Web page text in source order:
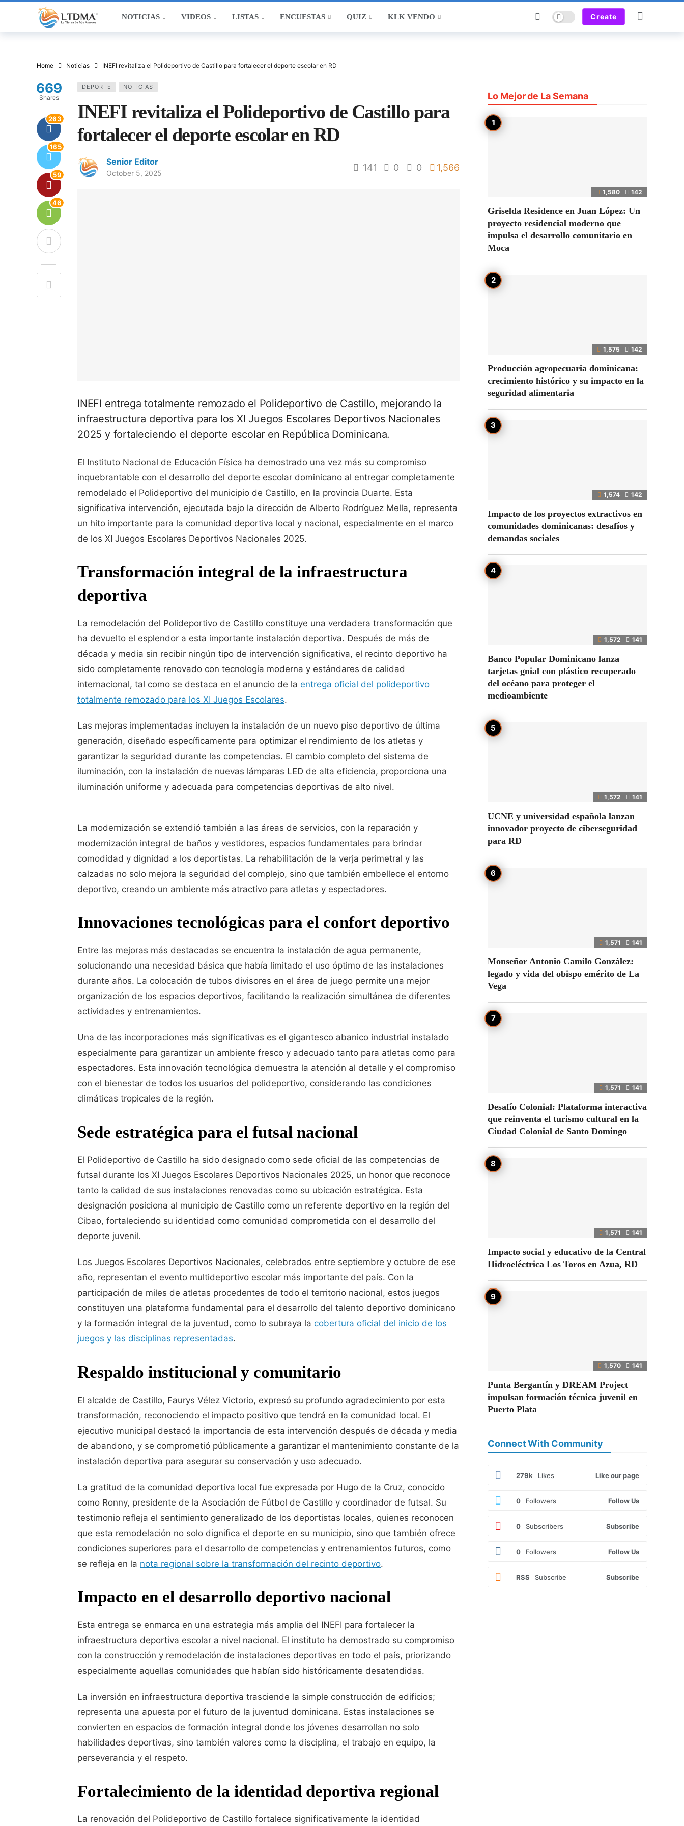
NOTICIAS VIDEOS LISTAS ENCUESTAS QUIZ KLK VENDO Dark mode Create
Home Noticias INEFI revitaliza el Polideportivo de Castillo para fortalecer el deporte escolar en RD
DEPORTE NOTICIAS
INEFI revitaliza el Polideportivo de Castillo para
fortalecer el deporte escolar en RD
Senior Editor
October 5, 2025
141 0 0 1,566
669
Shares
263
165
59
46
INEFI entrega totalmente remozado el Polideportivo de Castillo, mejorando la
infraestructura deportiva para los XI Juegos Escolares Deportivos Nacionales
2025 y fortaleciendo el deporte escolar en República Dominicana.
El Instituto Nacional de Educación Física ha demostrado una vez más su compromiso
inquebrantable con el desarrollo del deporte escolar dominicano al entregar completamente
remodelado el Polideportivo del municipio de Castillo, en la provincia Duarte. Esta
significativa intervención, ejecutada bajo la dirección de Alberto Rodríguez Mella, representa
un hito importante para la comunidad deportiva local y nacional, especialmente en el marco
de los XI Juegos Escolares Deportivos Nacionales 2025.
Transformación integral de la infraestructura
deportiva
La remodelación del Polideportivo de Castillo constituye una verdadera transformación que
ha devuelto el esplendor a esta importante instalación deportiva. Después de más de
década y media sin recibir ningún tipo de intervención significativa, el recinto deportivo ha
sido completamente renovado con tecnología moderna y estándares de calidad
internacional, tal como se destaca en el anuncio de la entrega oficial del polideportivo
totalmente remozado para los XI Juegos Escolares.
Las mejoras implementadas incluyen la instalación de un nuevo piso deportivo de última
generación, diseñado específicamente para optimizar el rendimiento de los atletas y
garantizar la seguridad durante las competencias. El cambio completo del sistema de
iluminación, con la instalación de nuevas lámparas LED de alta eficiencia, proporciona una
iluminación uniforme y adecuada para competencias deportivas de alto nivel.
La modernización se extendió también a las áreas de servicios, con la reparación y
modernización integral de baños y vestidores, espacios fundamentales para brindar
comodidad y dignidad a los deportistas. La rehabilitación de la verja perimetral y las
calzadas no solo mejora la seguridad del complejo, sino que también embellece el entorno
deportivo, creando un ambiente más atractivo para atletas y espectadores.
Innovaciones tecnológicas para el confort deportivo
Entre las mejoras más destacadas se encuentra la instalación de agua permanente,
solucionando una necesidad básica que había limitado el uso óptimo de las instalaciones
durante años. La colocación de tubos divisores en el área de juego permite una mejor
organización de los espacios deportivos, facilitando la realización simultánea de diferentes
actividades y entrenamientos.
Una de las incorporaciones más significativas es el gigantesco abanico industrial instalado
especialmente para garantizar un ambiente fresco y adecuado tanto para atletas como para
espectadores. Esta innovación tecnológica demuestra la atención al detalle y el compromiso
con el bienestar de todos los usuarios del polideportivo, considerando las condiciones
climáticas tropicales de la región.
Sede estratégica para el futsal nacional
El Polideportivo de Castillo ha sido designado como sede oficial de las competencias de
futsal durante los XI Juegos Escolares Deportivos Nacionales 2025, un honor que reconoce
tanto la calidad de sus instalaciones renovadas como su ubicación estratégica. Esta
designación posiciona al municipio de Castillo como un referente deportivo en la región del
Cibao, fortaleciendo su identidad como comunidad comprometida con el desarrollo del
deporte juvenil.
Los Juegos Escolares Deportivos Nacionales, celebrados entre septiembre y octubre de ese
año, representan el evento multideportivo escolar más importante del país. Con la
participación de miles de atletas procedentes de todo el territorio nacional, estos juegos
constituyen una plataforma fundamental para el desarrollo del talento deportivo dominicano
y la formación integral de la juventud, como lo subraya la cobertura oficial del inicio de los
juegos y las disciplinas representadas.
Respaldo institucional y comunitario
El alcalde de Castillo, Faurys Vélez Victorio, expresó su profundo agradecimiento por esta
transformación, reconociendo el impacto positivo que tendrá en la comunidad local. El
ejecutivo municipal destacó la importancia de esta intervención después de década y media
de abandono, y se comprometió públicamente a garantizar el mantenimiento constante de la
instalación deportiva para asegurar su conservación y uso adecuado.
La gratitud de la comunidad deportiva local fue expresada por Hugo de la Cruz, conocido
como Ronny, presidente de la Asociación de Fútbol de Castillo y coordinador de futsal. Su
testimonio refleja el sentimiento generalizado de los deportistas locales, quienes reconocen
que esta remodelación no solo dignifica el deporte en su municipio, sino que también ofrece
condiciones superiores para el desarrollo de competencias y entrenamientos futuros, como
se refleja en la nota regional sobre la transformación del recinto deportivo.
Impacto en el desarrollo deportivo nacional
Esta entrega se enmarca en una estrategia más amplia del INEFI para fortalecer la
infraestructura deportiva escolar a nivel nacional. El instituto ha demostrado su compromiso
con la construcción y remodelación de instalaciones deportivas en todo el país, priorizando
especialmente aquellas comunidades que habían sido históricamente desatendidas.
La inversión en infraestructura deportiva trasciende la simple construcción de edificios;
representa una apuesta por el futuro de la juventud dominicana. Estas instalaciones se
convierten en espacios de formación integral donde los jóvenes desarrollan no solo
habilidades deportivas, sino también valores como la disciplina, el trabajo en equipo, la
perseverancia y el respeto.
Fortalecimiento de la identidad deportiva regional
La renovación del Polideportivo de Castillo fortalece significativamente la identidad
Lo Mejor de La Semana
1,580 142
Griselda Residence en Juan López: Un
proyecto residencial moderno que
impulsa el desarrollo comunitario en
Moca
1,575 142
Producción agropecuaria dominicana:
crecimiento histórico y su impacto en la
seguridad alimentaria
1,574 142
Impacto de los proyectos extractivos en
comunidades dominicanas: desafíos y
demandas sociales
1,572 141
Banco Popular Dominicano lanza
tarjetas gnial con plástico recuperado
del océano para proteger el
medioambiente
1,572 141
UCNE y universidad española lanzan
innovador proyecto de ciberseguridad
para RD
1,571 141
Monseñor Antonio Camilo González:
legado y vida del obispo emérito de La
Vega
1,571 141
Desafío Colonial: Plataforma interactiva
que reinventa el turismo cultural en la
Ciudad Colonial de Santo Domingo
1,571 141
Impacto social y educativo de la Central
Hidroeléctrica Los Toros en Azua, RD
1,570 141
Punta Bergantín y DREAM Project
impulsan formación técnica juvenil en
Puerto Plata
Connect With Community
279k Likes Like our page
0 Followers Follow Us
0 Subscribers Subscribe
0 Followers Follow Us
RSS Subscribe Subscribe